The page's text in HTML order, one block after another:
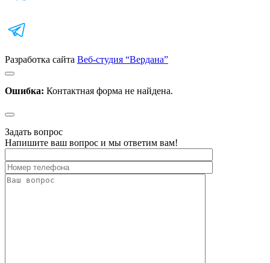
Разработка сайта Веб-студия “Вердана”
Ошибка: Контактная форма не найдена.
Задать вопрос
Напишите ваш вопрос и мы ответим вам!